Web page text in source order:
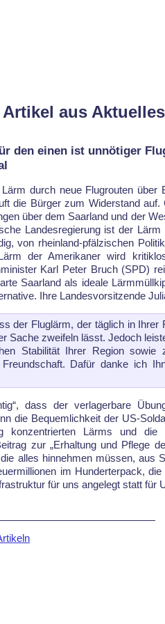
Artikel aus Aktuelles
den einen ist unnötiger
durch neue Flugrouten über
die Bürger zum Wi­der­stand
über dem Saarland und der
Landesregierung ist der
von rheinland-pfälzischen
der Amerikaner wird
Karl Peter Bruch (SPD)
Saarland als ideale
Ihre Landesvorsitzende
der Fluglärm, der täglich in
Sache zweifeln lässt. Jedoch
Stabilität Ihrer Region
Dafür danke ich
dass der verlagerbare
die Bequemlichkeit der US-
kon­zen­trier­ten Lärms und
zur „Erhaltung und Pflege
alles hinnehmen müssen, aus
im Hunderterpack,
für uns angelegt statt für